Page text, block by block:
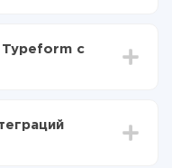
до 30-минут. В
15 минут.
Typeform с
количество
из одной